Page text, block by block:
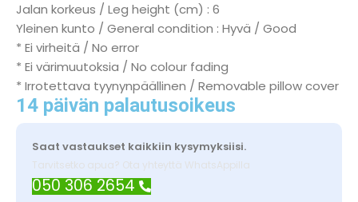
Jalan korkeus / Leg height (cm) : 6
Yleinen kunto / General condition : Hyvä / Good
* Ei virheitä / No error
* Ei värimuutoksia / No colour fading
* Irrotettava tyynynpäällinen / Removable pillow cover
14 päivän palautusoikeus
Saat vastaukset kaikkiin kysymyksiisi.
Tarvitsetko apua? Ota yhteyttä WhatsAppilla
050 306 2654